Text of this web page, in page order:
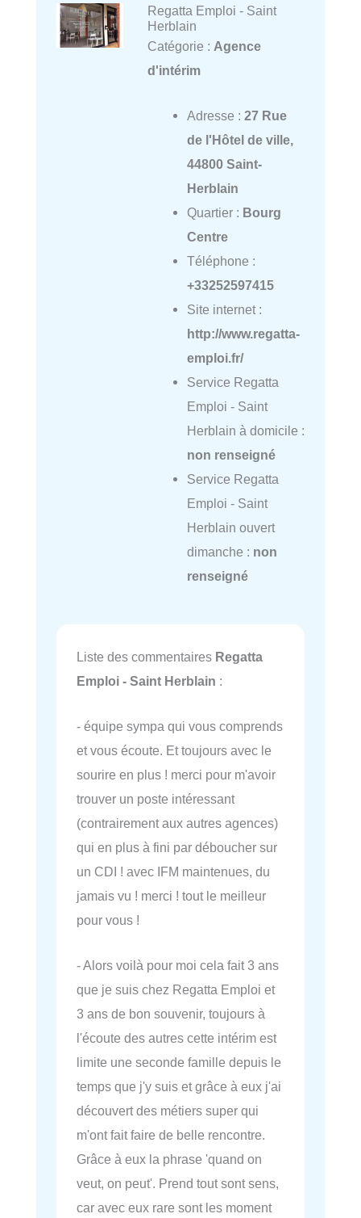
Regatta Emploi - Saint
Herblain
Catégorie : Agence
d'intérim
Adresse : 27 Rue
de l'Hôtel de ville,
44800 Saint-
Herblain
Quartier : Bourg
Centre
Téléphone :
+33252597415
Site internet :
http://www.regatta-
emploi.fr/
Service Regatta
Emploi - Saint
Herblain à domicile :
non renseigné
Service Regatta
Emploi - Saint
Herblain ouvert
dimanche : non
renseigné
Liste des commentaires Regatta
Emploi - Saint Herblain :
- équipe sympa qui vous comprends
et vous écoute. Et toujours avec le
sourire en plus ! merci pour m'avoir
trouver un poste intéressant
(contrairement aux autres agences)
qui en plus à fini par déboucher sur
un CDI ! avec IFM maintenues, du
jamais vu ! merci ! tout le meilleur
pour vous !
- Alors voilà pour moi cela fait 3 ans
que je suis chez Regatta Emploi et
3 ans de bon souvenir, toujours à
l'écoute des autres cette intérim est
limite une seconde famille depuis le
temps que j'y suis et grâce à eux j'ai
découvert des métiers super qui
m'ont fait faire de belle rencontre.
Grâce à eux la phrase 'quand on
veut, on peut'. Prend tout sont sens,
car avec eux rare sont les moment